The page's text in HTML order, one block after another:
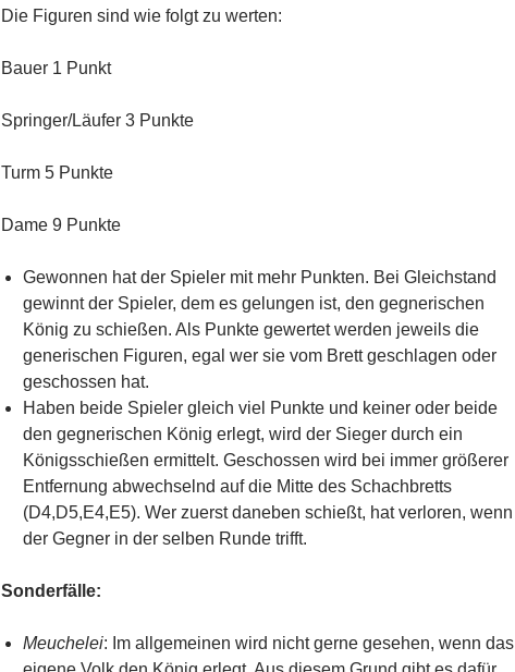
Die Figuren sind wie folgt zu werten:
Bauer 1 Punkt
Springer/Läufer 3 Punkte
Turm 5 Punkte
Dame 9 Punkte
Gewonnen hat der Spieler mit mehr Punkten. Bei Gleichstand
gewinnt der Spieler, dem es gelungen ist, den gegnerischen
König zu schießen. Als Punkte gewertet werden jeweils die
generischen Figuren, egal wer sie vom Brett geschlagen oder
geschossen hat.
Haben beide Spieler gleich viel Punkte und keiner oder beide
den gegnerischen König erlegt, wird der Sieger durch ein
Königsschießen ermittelt. Geschossen wird bei immer größerer
Entfernung abwechselnd auf die Mitte des Schachbretts
(D4,D5,E4,E5). Wer zuerst daneben schießt, hat verloren, wenn
der Gegner in der selben Runde trifft.
Sonderfälle:
Meuchelei: Im allgemeinen wird nicht gerne gesehen, wenn das